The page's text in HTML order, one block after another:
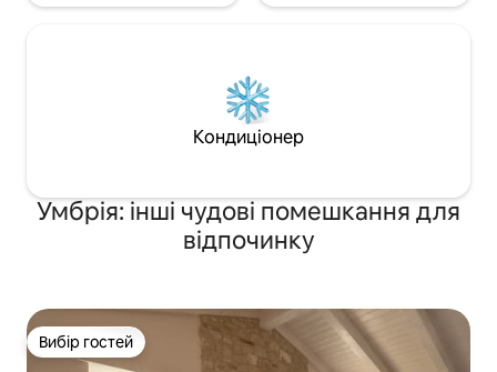
Кондиціонер
Умбрія: інші чудові помешкання для
відпочинку
Вибір гостей
Вибір гостей